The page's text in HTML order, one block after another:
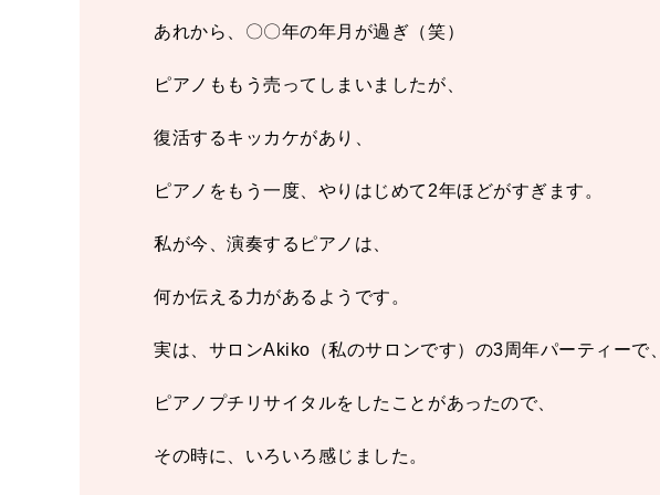
あれから、〇〇年の年月が過ぎ（笑）
ピアノももう売ってしまいましたが、
復活するキッカケがあり、
ピアノをもう一度、やりはじめて2年ほどがすぎます。
私が今、演奏するピアノは、
何か伝える力があるようです。
実は、サロンAkiko（私のサロンです）の3周年パーティーで、
ピアノプチリサイタルをしたことがあったので、
その時に、いろいろ感じました。